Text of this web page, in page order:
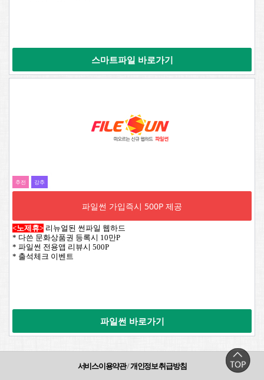
스마트파일 바로가기
추전 강추
파일썬 가입즉시 500P 제공
<노제휴> 리뉴얼된 썬파일 웹하드
* 다쓴 문화상품권 등록시 10만P
* 파일썬 전용앱 리뷰시 500P
* 출석체크 이벤트
파일썬 바로가기
서비스이용약관/개인정보 취급방침